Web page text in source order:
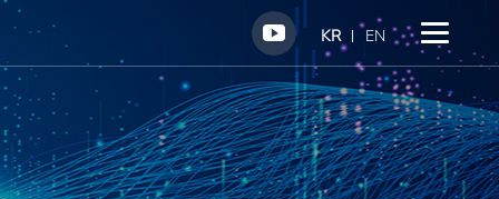
KR EN